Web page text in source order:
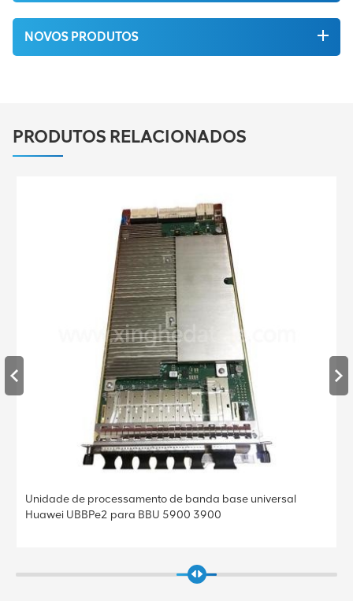
NOVOS PRODUTOS
PRODUTOS RELACIONADOS
Unidade de processamento de banda base universal
Huawei UBBPe2 para BBU 5900 3900